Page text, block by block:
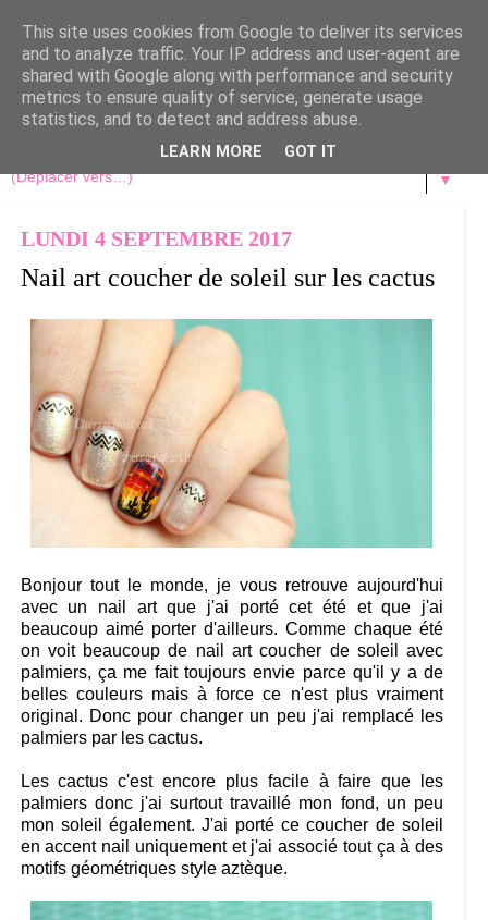
▼
LUNDI 4 SEPTEMBRE 2017
Nail art coucher de soleil sur les cactus
Bonjour tout le monde, je vous retrouve aujourd'hui
avec un nail art que j'ai porté cet été et que j'ai
beaucoup aimé porter d'ailleurs. Comme chaque été
on voit beaucoup de nail art coucher de soleil avec
palmiers, ça me fait toujours envie parce qu'il y a de
belles couleurs mais à force ce n'est plus vraiment
original. Donc pour changer un peu j'ai remplacé les
palmiers par les cactus.
Les cactus c'est encore plus facile à faire que les
palmiers donc j'ai surtout travaillé mon fond, un peu
mon soleil également. J'ai porté ce coucher de soleil
en accent nail uniquement et j'ai associé tout ça à des
motifs géométriques style aztèque.
This site uses cookies from Google to deliver its services
and to analyze traffic. Your IP address and user-agent are
shared with Google along with performance and security
metrics to ensure quality of service, generate usage
statistics, and to detect and address abuse.
LEARN MORE GOT IT